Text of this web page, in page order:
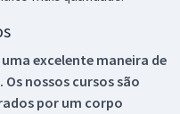
excelente maneira de
nossos cursos são
por um corpo